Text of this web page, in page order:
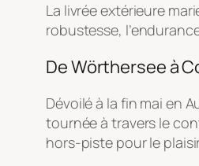
La livrée extérieure
robustesse,
De Wörthersee à
Dévoilé à la fin mai en
tournée à travers le
hors-piste pour le